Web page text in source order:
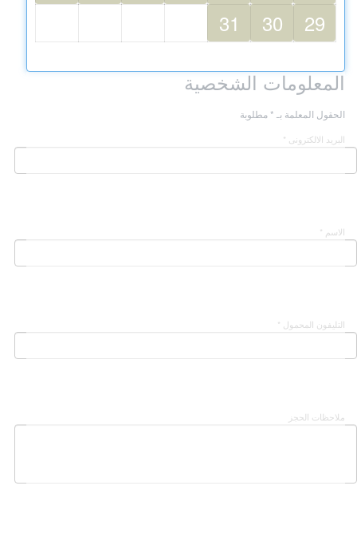
29
30
31
المعلومات الشخصية
الحقول المعلمة بـ * مطلوبة
البريد الالكترونى *
الاسم *
التليفون المحمول *
ملاحظات الحجز